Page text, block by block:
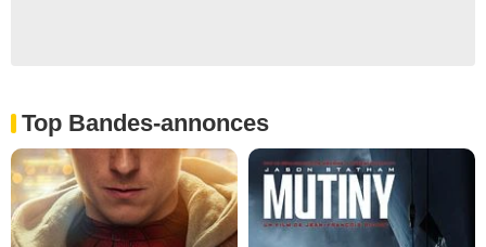
Top Bandes-annonces